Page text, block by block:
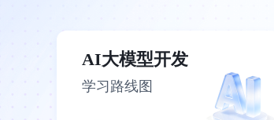
AI大模型开发
学习路线图